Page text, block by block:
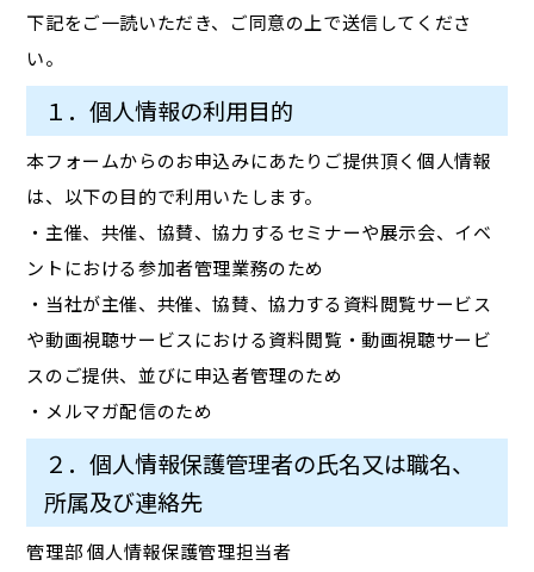
下記をご一読いただき、ご同意の上で送信してくださ
い。
１．個人情報の利用目的
本フォームからのお申込みにあたりご提供頂く個人情報
は、以下の目的で利用いたします。
・主催、共催、協賛、協力するセミナーや展示会、イベ
ントにおける参加者管理業務のため
・当社が主催、共催、協賛、協力する資料閲覧サービス
や動画視聴サービスにおける資料閲覧・動画視聴サービ
スのご提供、並びに申込者管理のため
・メルマガ配信のため
２．個人情報保護管理者の氏名又は職名、
所属及び連絡先
管理部 個人情報保護管理担当者